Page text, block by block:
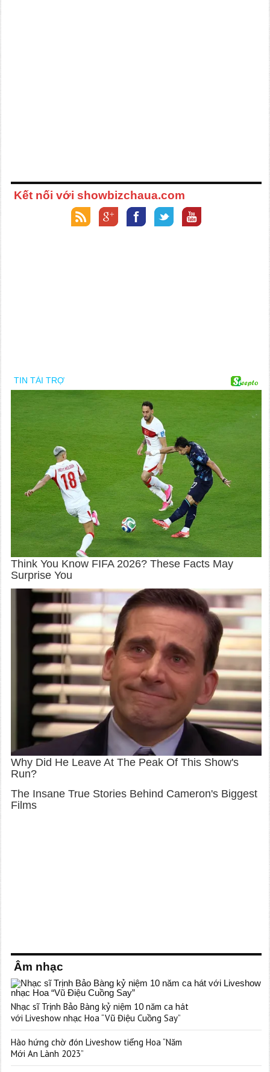
Kết nối với showbizchaua.com
Âm nhạc
Nhạc sĩ Trịnh Bảo Bàng kỷ niệm 10 năm ca hát
với Liveshow nhạc Hoa “Vũ Điệu Cuồng Say”
Hào hứng chờ đón Liveshow tiếng Hoa “Năm
Mới An Lành 2023”